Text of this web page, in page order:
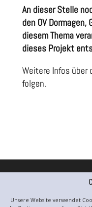
Unsere Website verwendet
An dieser Stelle
den OV
diesem Thema
dieses Projekt
Weitere Infos über
folgen.